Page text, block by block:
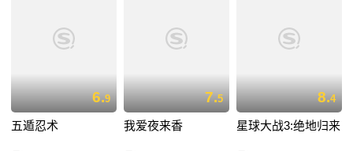
6.9
五遁忍术
7.5
我爱夜来香
8.4
星球大战3:绝地归来